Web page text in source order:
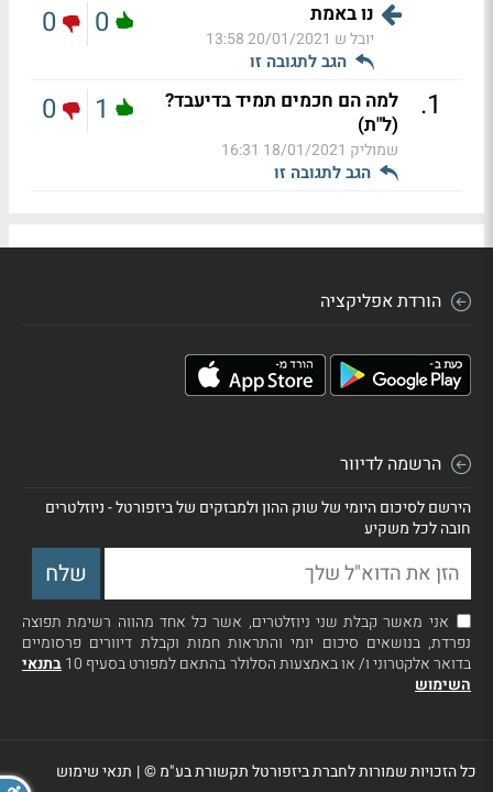
נו באמת
יובל ש 20/01/2021 13:58
הגב לתגובה זו
0
0
1
.
למה הם חכמים תמיד בדיעבד?
(ל"ת)
שמוליק 18/01/2021 16:31
הגב לתגובה זו
1
0
הורדת אפליקציה
הרשמה לדיוור
הירשם לסיכום היומי של שוק ההון ולמבזקים של ביזפורטל - ניוזלטרים
חובה לכל משקיע
אני מאשר קבלת שני ניוזלטרים, אשר כל אחד מהווה רשימת תפוצה
נפרדת, בנושאים סיכום יומי והתראות חמות וקבלת דיוורים פרסומיים
בדואר אלקטרוני ו/ או באמצעות הסלולר בהתאם למפורט בסעיף 10
בתנאי
השימוש
כל הזכויות שמורות לחברת ביזפורטל תקשורת בע"מ ©| תנאי שימוש